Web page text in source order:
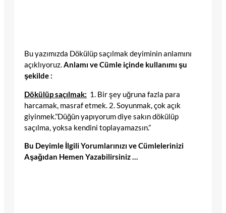
Bu yazımızda Dökülüp saçılmak deyiminin anlamını
açıklıyoruz.Anlamı ve Cümle içinde kullanımı şu
şekilde :
Dökülüp saçılmak: 1. Bir şey uğruna fazla para
harcamak, masraf etmek. 2. Soyunmak, çok açık
giyinmek.”Düğün yapıyorum diye sakın dökülüp
saçılma, yoksa kendini toplayamazsın.”
Bu Deyimle İlgili Yorumlarınızı ve Cümlelerinizi
Aşağıdan Hemen Yazabilirsiniz …